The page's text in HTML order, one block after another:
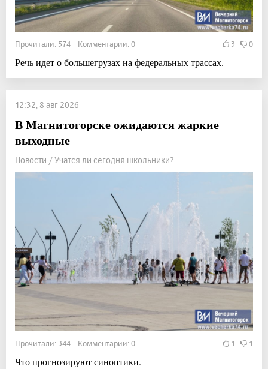
Прочитали: 574 Комментарии: 0 3 0
Речь идет о большегрузах на федеральных трассах.
12:32, 8 авг 2026
В Магнитогорске ожидаются жаркие
выходные
Новости / Учатся ли сегодня школьники?
Прочитали: 344 Комментарии: 0 1 1
Что прогнозируют синоптики.